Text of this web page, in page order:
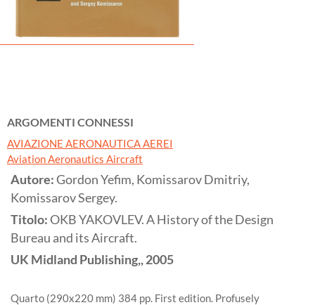
ARGOMENTI CONNESSI
AVIAZIONE AERONAUTICA AEREI
Aviation Aeronautics Aircraft
Autore:Gordon Yefim, Komissarov Dmitriy,
Komissarov Sergey.
Titolo:OKB YAKOVLEV. A History of the Design
Bureau and its Aircraft.
UK Midland Publishing,,2005
Quarto (290x220 mm) 384 pp. First edition. Profusely